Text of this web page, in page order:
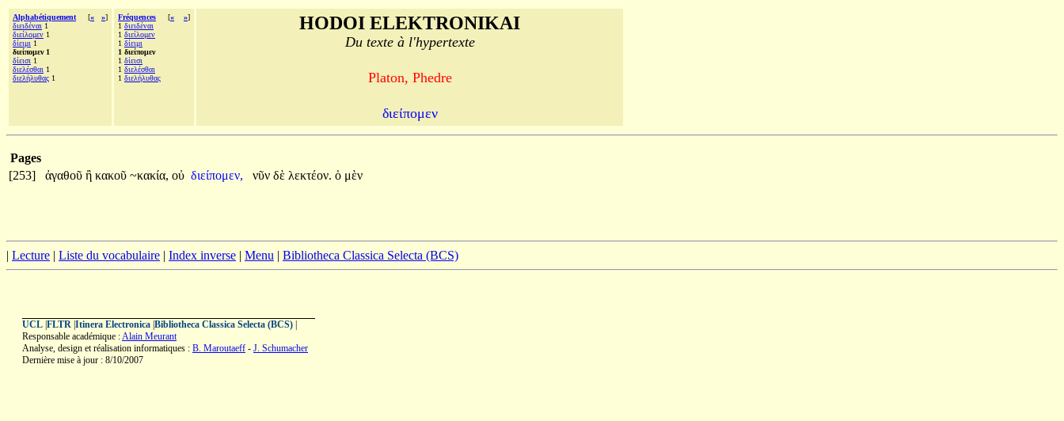
Alphabétiquement [« »]
διειδέναι 1
διείλομεν 1
δίειμι 1
διείπομεν 1
δίεισι 1
διελέσθαι 1
διελήλυθας 1
Fréquences [« »]
1 διειδέναι
1 διείλομεν
1 δίειμι
1 διείπομεν
1 δίεισι
1 διελέσθαι
1 διελήλυθας
HODOI ELEKTRONIKAI
Du texte à l'hypertexte
Platon, Phedre
διείπομεν
Pages
[253]
ἀγαθοῦ ἢ κακοῦ ~κακία, οὐ διείπομεν, νῦν δὲ λεκτέον. ὁ μὲν
| Lecture | Liste du vocabulaire | Index inverse | Menu | Bibliotheca Classica Selecta (BCS)
UCL FLTR Itinera Electronica Bibliotheca Classica Selecta (BCS)
Responsable académique :Alain Meurant
Analyse, design et réalisation informatiques : B. Maroutaeff - J. Schumacher
Dernière mise à jour : 8/10/2007